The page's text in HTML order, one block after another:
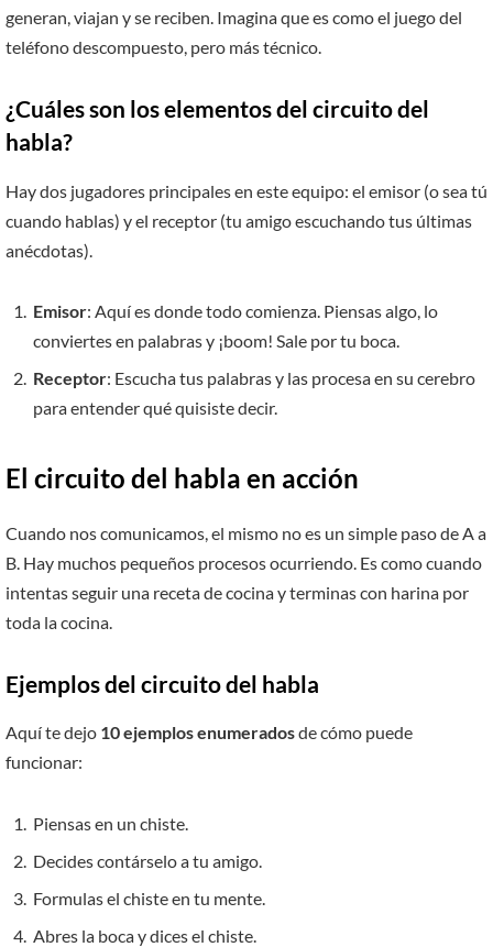
generan, viajan y se reciben. Imagina que es como el juego del
teléfono descompuesto, pero más técnico.
¿Cuáles son los elementos del circuito del
habla?
Hay dos jugadores principales en este equipo: el emisor (o sea tú
cuando hablas) y el receptor (tu amigo escuchando tus últimas
anécdotas).
Emisor: Aquí es donde todo comienza. Piensas algo, lo
conviertes en palabras y ¡boom! Sale por tu boca.
Receptor: Escucha tus palabras y las procesa en su cerebro
para entender qué quisiste decir.
El circuito del habla en acción
Cuando nos comunicamos, el mismo no es un simple paso de A a
B. Hay muchos pequeños procesos ocurriendo. Es como cuando
intentas seguir una receta de cocina y terminas con harina por
toda la cocina.
Ejemplos del circuito del habla
Aquí te dejo 10 ejemplos enumeradosde cómo puede
funcionar:
Piensas en un chiste.
Decides contárselo a tu amigo.
Formulas el chiste en tu mente.
Abres la boca y dices el chiste.